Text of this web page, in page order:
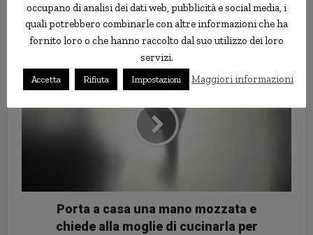
Cerotti alla pancetta per aiutare a
diventare vegani?
Porta a casa una mano mozzata e
chiede alla moglie di cucinarla per
occupano di analisi dei dati web, pubblicità e social media, i
quali potrebbero combinarle con altre informazioni che ha
fornito loro o che hanno raccolto dal suo utilizzo dei loro
servizi.
Accetta Rifiuta Impostazioni Maggiori informazioni